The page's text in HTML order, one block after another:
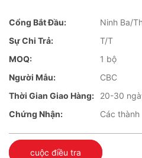
Cổng Bắt Đầu:
Ninh Ba/
Sự Chi Trả:
T/T
MOQ:
1 bộ
Người Mẫu:
CBC
Thời Gian Giao Hàng:
20-30
Chứng Nhận:
Các
cuộc điều tra